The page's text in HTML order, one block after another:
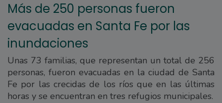
Más de 250 personas fueron
evacuadas en Santa Fe por las
inundaciones
Unas 73 familias, que representan un total de 256
personas, fueron evacuadas en la ciudad de Santa
Fe por las crecidas de los ríos que en las últimas
horas y se encuentran en tres refugios municipales.